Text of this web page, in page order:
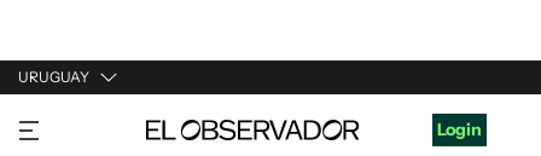
URUGUAY
URUGUAY Login